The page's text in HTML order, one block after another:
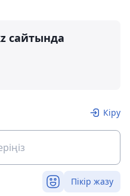
сайтында
Кіру
Пікір жазу